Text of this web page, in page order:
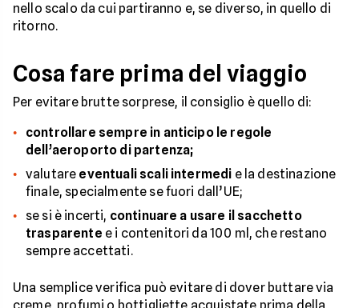
nello scalo da cui partiranno e, se diverso, in quello di
ritorno.
Cosa fare prima del viaggio
Per evitare brutte sorprese, il consiglio è quello di:
controllare sempre in anticipo le regole
dell’aeroporto di partenza;
valutare eventuali scali intermedi e la destinazione
finale, specialmente se fuori dall’UE;
se si è incerti, continuare a usare il sacchetto
trasparente e i contenitori da 100 ml, che restano
sempre accettati.
Una semplice verifica può evitare di dover buttare via